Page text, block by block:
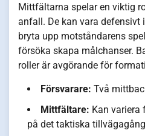
Mittfältarna spelar en viktig
anfall. De kan vara defensivt
bryta upp motståndarens
försöka skapa målchanser.
roller är avgörande för
Försvarare: Två
Mittfältare: Kan variera
på det taktiska